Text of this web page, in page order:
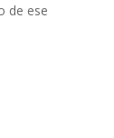
de ese